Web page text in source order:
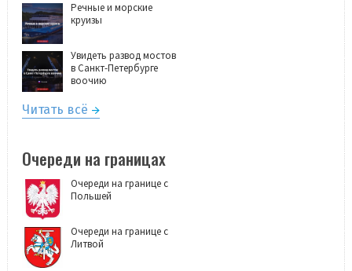
Речные и морские
круизы
Увидеть развод мостов
в Санкт-Петербурге
воочию
Читать всё
Очереди на границах
Очереди на границе с
Польшей
Очереди на границе с
Литвой